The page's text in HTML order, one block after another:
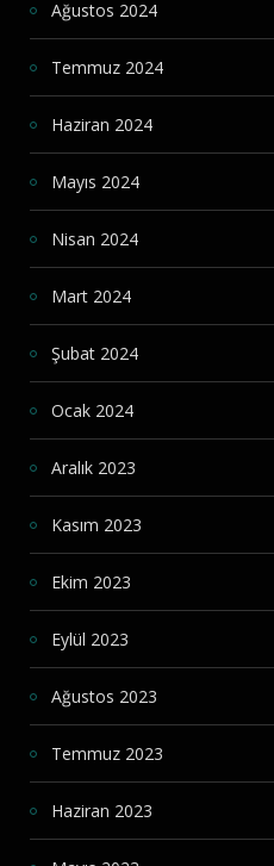
Ağustos 2024
Temmuz 2024
Haziran 2024
Mayıs 2024
Nisan 2024
Mart 2024
Şubat 2024
Ocak 2024
Aralık 2023
Kasım 2023
Ekim 2023
Eylül 2023
Ağustos 2023
Temmuz 2023
Haziran 2023